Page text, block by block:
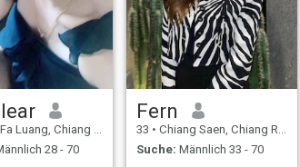
Chiang Rai, Thailand
28 - 70
Fern
33 • Chiang Saen, Chiang Rai, Thailand
Suche: Männlich 33 - 70